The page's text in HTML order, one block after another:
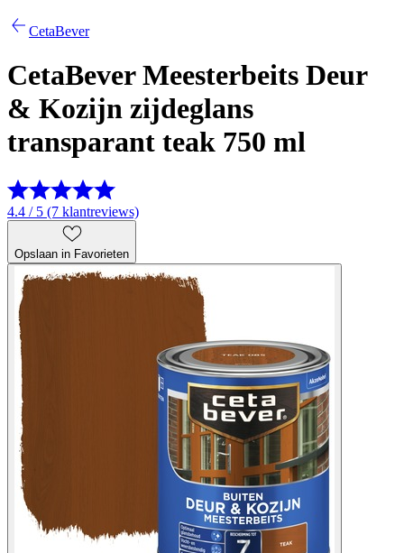
CetaBever
CetaBever Meesterbeits Deur
& Kozijn zijdeglans
transparant teak 750 ml
4.4 / 5 (7 klantreviews)
Opslaan in Favorieten